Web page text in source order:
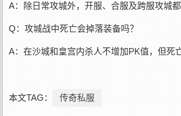
A：除日常攻城外，开服、合服及跨服攻城
Q：攻城战中死亡会掉落装备吗？
A：在沙城和皇宫内杀人不增加PK值，但
本文TAG： 传奇私服